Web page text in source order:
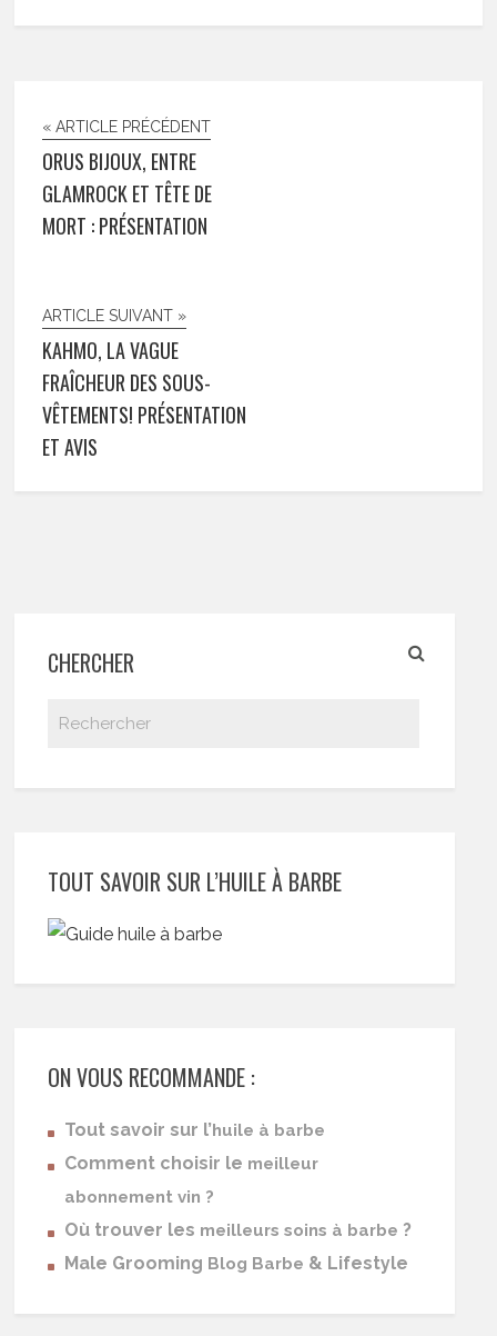
« ARTICLE PRÉCÉDENT
ORUS BIJOUX, ENTRE
GLAMROCK ET TÊTE DE
MORT : PRÉSENTATION
ARTICLE SUIVANT »
KAHMO, LA VAGUE
FRAÎCHEUR DES SOUS-
VÊTEMENTS! PRÉSENTATION
ET AVIS
CHERCHER
TOUT SAVOIR SUR L’HUILE À BARBE
ON VOUS RECOMMANDE :
Tout savoir sur l’huile à barbe
Comment choisir le meilleur
abonnement vin ?
Où trouver les meilleurs soins à barbe ?
Male Grooming Blog Barbe & Lifestyle